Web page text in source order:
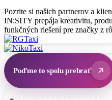
Pozrite si našich partnerov a
IN:SITY prepája kreativitu,
funkčných riešení pre značky z
Poďme to spolu prebrať